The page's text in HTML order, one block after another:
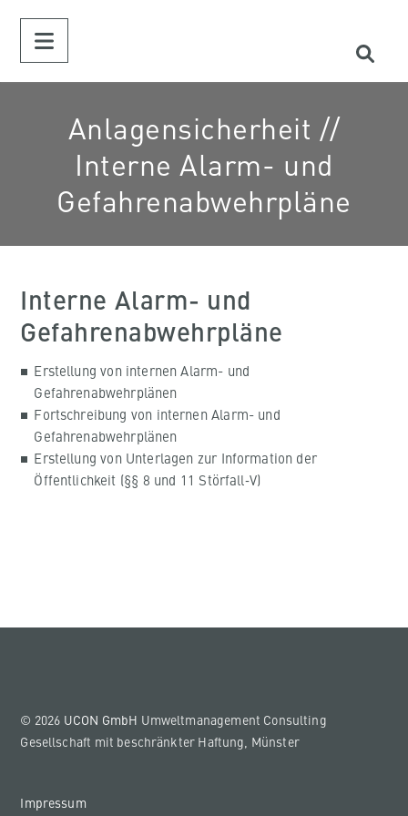
Anlagensicherheit //
Interne Alarm- und
Gefahrenabwehrpläne
Interne Alarm- und
Gefahrenabwehrpläne
Erstellung von internen Alarm- und
Gefahrenabwehrplänen
Fortschreibung von internen Alarm- und
Gefahrenabwehrplänen
Erstellung von Unterlagen zur Information der
Öffentlichkeit (§§ 8 und 11 Störfall‑V)
© 2026 UCON GmbH Umweltmanagement Consulting
Gesellschaft mit beschränkter Haftung, Münster
Impressum